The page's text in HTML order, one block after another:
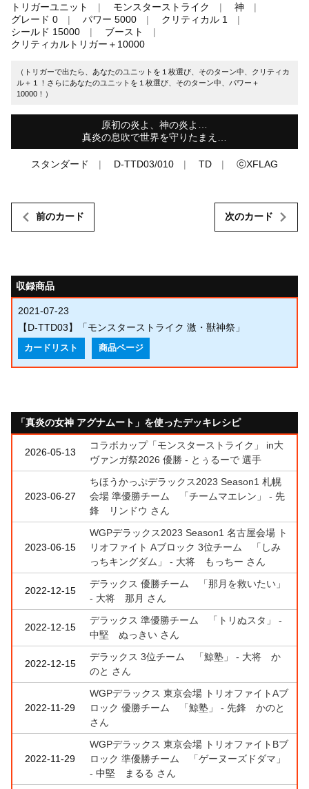
トリガーユニット モンスターストライク
神
グレード 0
パワー 5000
クリティカル 1
シールド 15000
ブースト
クリティカルトリガー＋10000
（トリガーで出たら、あなたのユニットを１枚選び、そのターン中、クリティカ
ル＋１！さらにあなたのユニットを１枚選び、そのターン中、パワー＋
10000！）
原初の炎よ、神の炎よ…
真炎の息吹で世界を守りたまえ…
スタンダード D-TTD03/010 TD ⓒXFLAG
前のカード 次のカード
収録商品
2021-07-23
【D-TTD03】「モンスターストライク 激・獣神祭」
カードリスト 商品ページ
「真炎の女神 アグナムート」を使ったデッキレシピ
2026-05-13
コラボカップ「モンスターストライク」 in大
ヴァンガ祭2026 優勝 - とぅるーで 選手
2023-06-27
ちほうかっぷデラックス2023 Season1 札幌
会場 準優勝チーム 「チームマエレン」 - 先
鋒 リンドウ さん
2023-06-15
WGPデラックス2023 Season1 名古屋会場 ト
リオファイト Aブロック 3位チーム 「しみ
っちキングダム」 - 大将 もっちー さん
2022-12-15
デラックス 優勝チーム 「那月を救いたい」
- 大将 那月 さん
2022-12-15
デラックス 準優勝チーム 「トリぬスタ」 -
中堅 ぬっきい さん
2022-12-15
デラックス 3位チーム 「鯨塾」 - 大将 か
のと さん
2022-11-29
WGPデラックス 東京会場 トリオファイトAブ
ロック 優勝チーム 「鯨塾」 - 先鋒 かのと
さん
2022-11-29
WGPデラックス 東京会場 トリオファイトBブ
ロック 準優勝チーム 「ゲーヌーズドダマ」
- 中堅 まるる さん